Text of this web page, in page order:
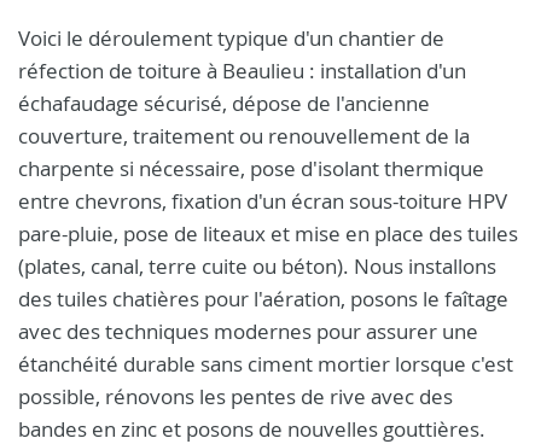
Voici le déroulement typique d'un chantier de
réfection de toiture à Beaulieu : installation d'un
échafaudage sécurisé, dépose de l'ancienne
couverture, traitement ou renouvellement de la
charpente si nécessaire, pose d'isolant thermique
entre chevrons, fixation d'un écran sous-toiture HPV
pare-pluie, pose de liteaux et mise en place des tuiles
(plates, canal, terre cuite ou béton). Nous installons
des tuiles chatières pour l'aération, posons le faîtage
avec des techniques modernes pour assurer une
étanchéité durable sans ciment mortier lorsque c'est
possible, rénovons les pentes de rive avec des
bandes en zinc et posons de nouvelles gouttières.